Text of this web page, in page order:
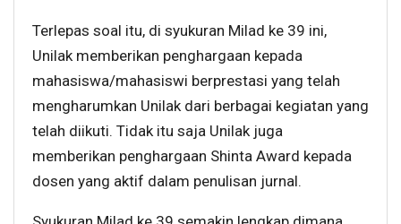
Terlepas soal itu, di syukuran Milad ke 39 ini,
Unilak memberikan penghargaan kepada
mahasiswa/mahasiswi berprestasi yang telah
mengharumkan Unilak dari berbagai kegiatan yang
telah diikuti. Tidak itu saja Unilak juga
memberikan penghargaan Shinta Award kepada
dosen yang aktif dalam penulisan jurnal.